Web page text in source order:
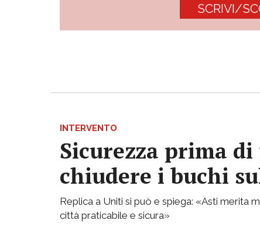
SCRIVI/
INTERVENTO
Sicurezza prima
chiudere i buchi
Replica a Uniti si può e spiega: «Asti merita
città praticabile e sicura»